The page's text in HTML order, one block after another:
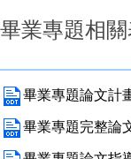
畢業專題相
畢業專題論文計
畢業專題完整論